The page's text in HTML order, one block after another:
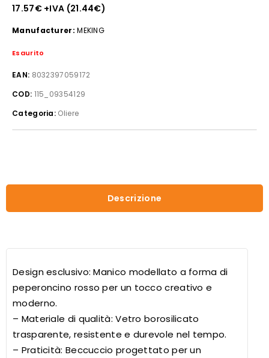
17.57€+IVA (21.44€)
Manufacturer: MEKING
Esaurito
EAN: 8032397059172
COD: 115_09354129
Categoria: Oliere
Descrizione
Design esclusivo: Manico modellato a forma di
peperoncino rosso per un tocco creativo e
moderno.
– Materiale di qualità: Vetro borosilicato
trasparente, resistente e durevole nel tempo.
– Praticità: Beccuccio progettato per un